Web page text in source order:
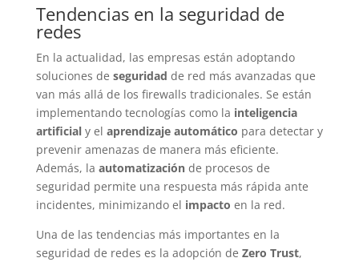
Tendencias en la seguridad de
redes
En la actualidad, las empresas están adoptando
soluciones de seguridad de red más avanzadas que
van más allá de los firewalls tradicionales. Se están
implementando tecnologías como la inteligencia
artificialy el aprendizaje automático para detectar y
prevenir amenazas de manera más eficiente.
Además, la automatizaciónde procesos de
seguridad permite una respuesta más rápida ante
incidentes, minimizando el impacto en la red.
Una de las tendencias más importantes en la
seguridad de redes es la adopción de Zero Trust,